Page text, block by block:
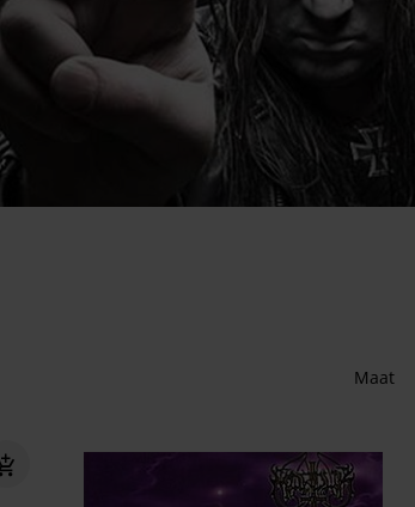
Maat